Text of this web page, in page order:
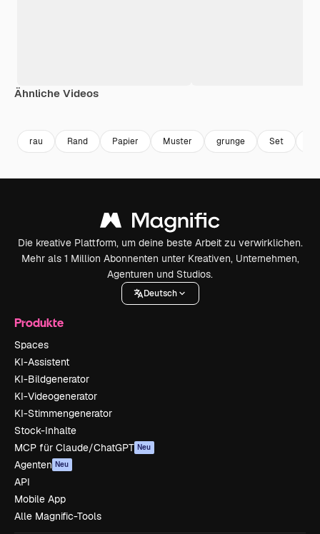
Ähnliche Videos
rau Rand Papier Muster grunge Set
Die kreative Plattform, um deine beste Arbeit zu verwirklichen.
Mehr als 1 Million Abonnenten unter Kreativen, Unternehmen,
Agenturen und Studios.
Deutsch
Produkte
Spaces
KI-Assistent
KI-Bildgenerator
KI-Videogenerator
KI-Stimmengenerator
Stock-Inhalte
MCP für Claude/ChatGPT Neu
Agenten Neu
API
Mobile App
Alle Magnific-Tools